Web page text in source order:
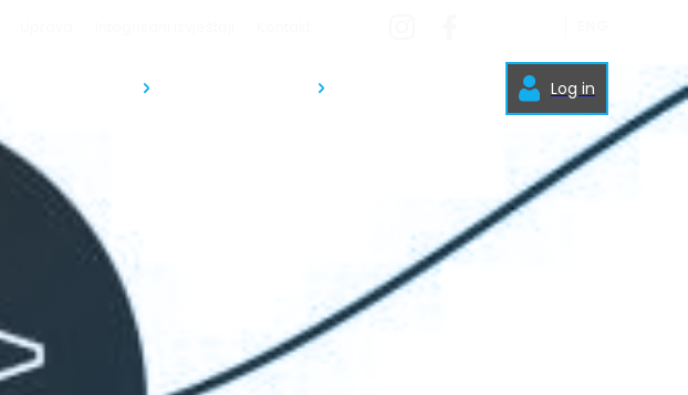
REVIZIJA PREVODI
STANDARDA Log in